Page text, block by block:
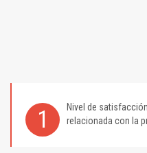
1 Nivel de
relacionada con la